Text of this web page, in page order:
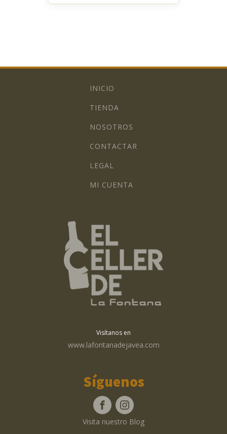
INICIO
TIENDA
NOSOTROS
CONTACTAR
LEGAL
MI CUENTA
Visítanos en
www.lafontanadejavea.com
Síguenos
Visita nuestro Blog